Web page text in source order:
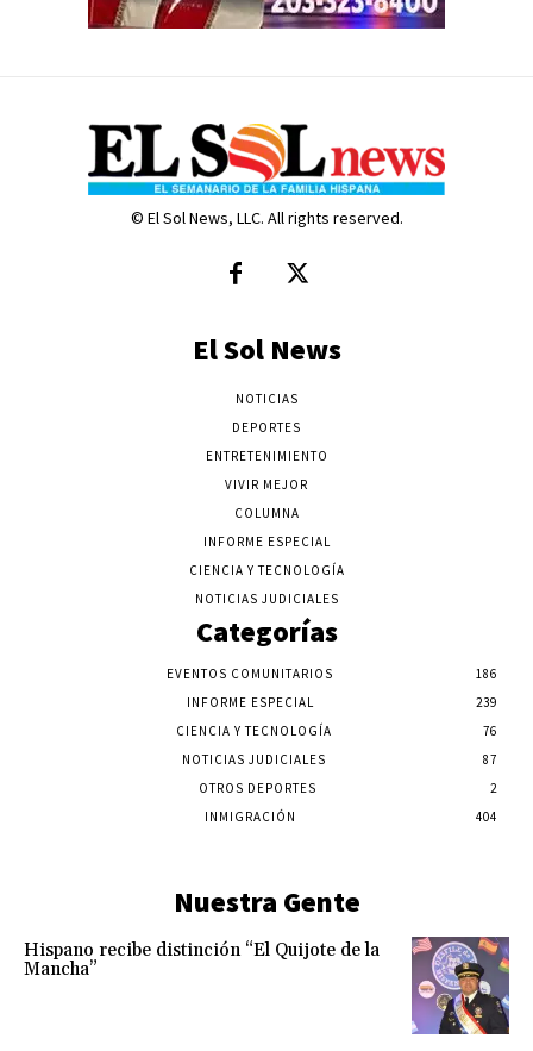
© El Sol News, LLC. All rights reserved.
El Sol News
NOTICIAS
DEPORTES
ENTRETENIMIENTO
VIVIR MEJOR
COLUMNA
INFORME ESPECIAL
CIENCIA Y TECNOLOGÍA
NOTICIAS JUDICIALES
Categorías
EVENTOS COMUNITARIOS
186
INFORME ESPECIAL
239
CIENCIA Y TECNOLOGÍA
76
NOTICIAS JUDICIALES
87
OTROS DEPORTES
2
INMIGRACIÓN
404
Nuestra Gente
Hispano recibe distinción “El Quijote de la
Mancha”